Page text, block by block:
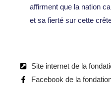
affirment que la nation
et sa fierté sur cette
Site internet de la
Facebook de la